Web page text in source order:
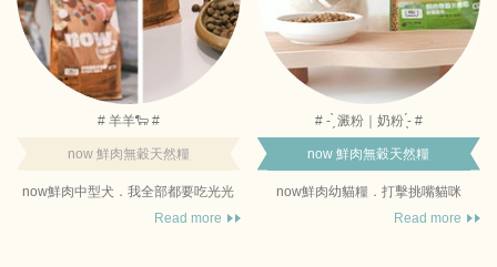
# 羊羊🐑 #
now 鮮肉無穀天然糧
now鮮肉中型犬．我全部都要吃光光
Read more
# - ̗̀ 澱粉｜奶粉 ̖́- #
now 鮮肉無穀天然糧
now鮮肉幼貓糧．打擊挑嘴貓咪
Read more